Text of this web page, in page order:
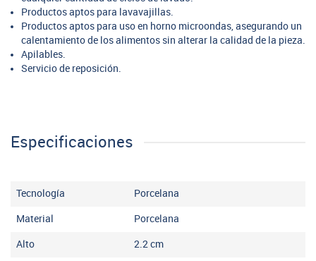
Productos aptos para lavavajillas.
Productos aptos para uso en horno microondas, asegurando un
calentamiento de los alimentos sin alterar la calidad de la pieza.
Apilables.
Servicio de reposición.
Especificaciones
Tecnología Porcelana
Material Porcelana
Alto 2.2cm